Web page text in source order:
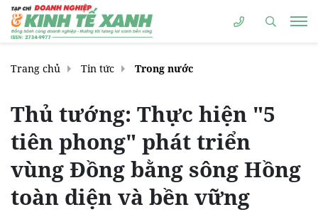
Trang chủ Tin tức Trong nước
Thủ tướng: Thực hiện "5
tiên phong" phát triển
vùng Đồng bằng sông Hồng
toàn diện và bền vững